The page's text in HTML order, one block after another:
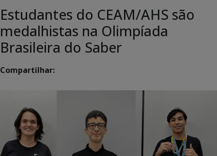
Estudantes do CEAM/AHS são
medalhistas na Olimpíada
Brasileira do Saber
Compartilhar: